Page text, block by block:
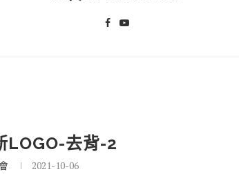
LOGO-去背-2
2021-10-06